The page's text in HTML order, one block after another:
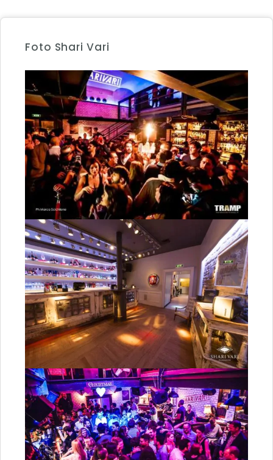
Foto Shari Vari